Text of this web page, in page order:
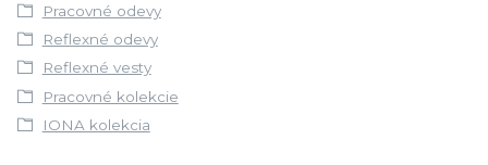
Pracovné odevy
Reflexné odevy
Reflexné vesty
Pracovné kolekcie
IONA kolekcia